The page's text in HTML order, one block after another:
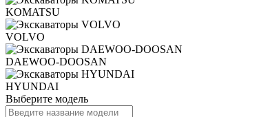
KOMATSU
VOLVO
DAEWOO-DOOSAN
HYUNDAI
Выберите модель